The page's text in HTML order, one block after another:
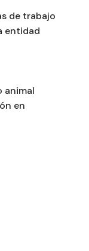
de trabajo
entidad
animal
en